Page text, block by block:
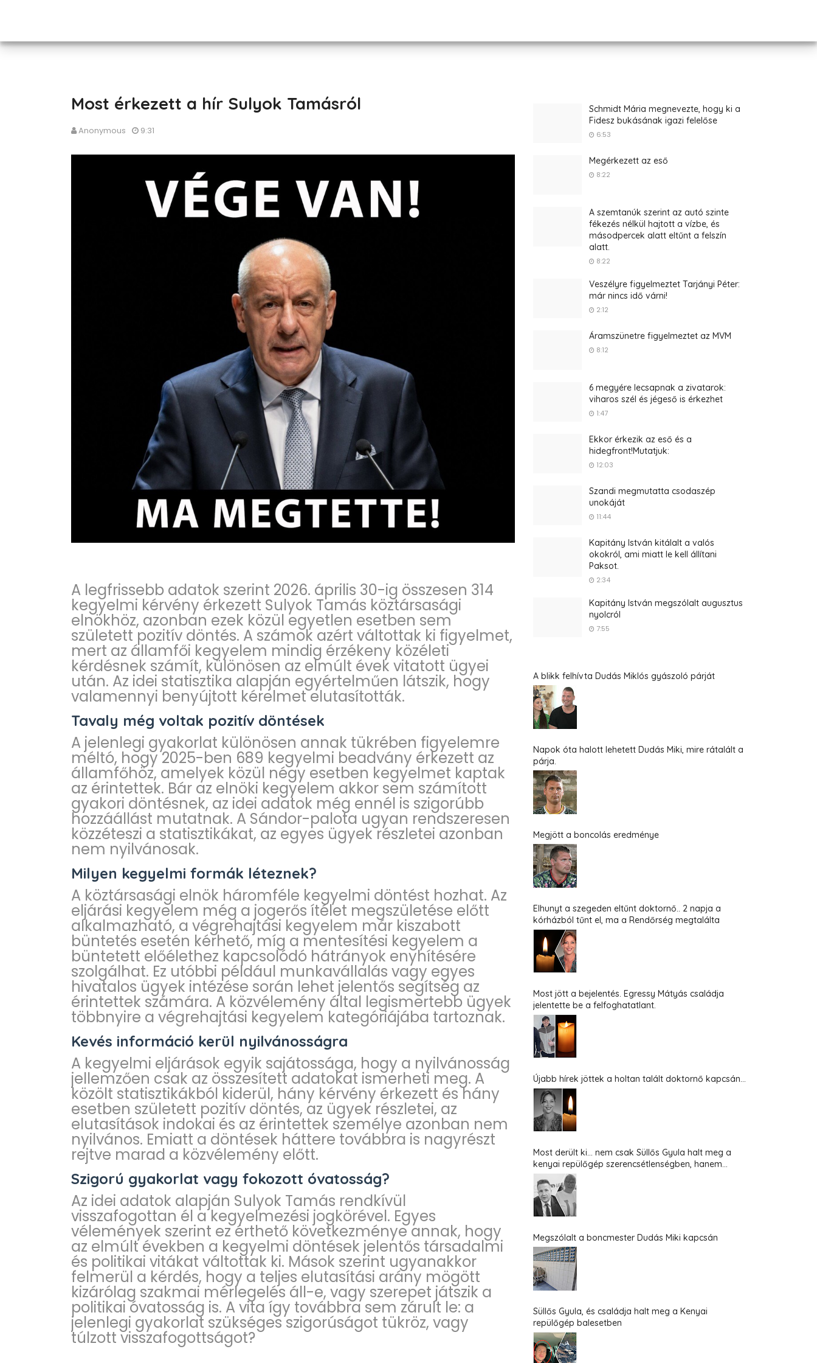
Most érkezett a hír Sulyok Tamásról
Anonymous 9:31
A legfrissebb adatok szerint 2026. április 30-ig összesen 314
kegyelmi kérvény érkezett Sulyok Tamás köztársasági
elnökhöz, azonban ezek közül egyetlen esetben sem
született pozitív döntés. A számok azért váltottak ki figyelmet,
mert az államfői kegyelem mindig érzékeny közéleti
kérdésnek számít, különösen az elmúlt évek vitatott ügyei
után. Az idei statisztika alapján egyértelműen látszik, hogy
valamennyi benyújtott kérelmet elutasították.
Tavaly még voltak pozitív döntések
A jelenlegi gyakorlat különösen annak tükrében figyelemre
méltó, hogy 2025-ben 689 kegyelmi beadvány érkezett az
államfőhöz, amelyek közül négy esetben kegyelmet kaptak
az érintettek. Bár az elnöki kegyelem akkor sem számított
gyakori döntésnek, az idei adatok még ennél is szigorúbb
hozzáállást mutatnak. A Sándor-palota ugyan rendszeresen
közzéteszi a statisztikákat, az egyes ügyek részletei azonban
nem nyilvánosak.
Milyen kegyelmi formák léteznek?
A köztársasági elnök háromféle kegyelmi döntést hozhat. Az
eljárási kegyelem még a jogerős ítélet megszületése előtt
alkalmazható, a végrehajtási kegyelem már kiszabott
büntetés esetén kérhető, míg a mentesítési kegyelem a
büntetett előélethez kapcsolódó hátrányok enyhítésére
szolgálhat. Ez utóbbi például munkavállalás vagy egyes
hivatalos ügyek intézése során lehet jelentős segítség az
érintettek számára. A közvélemény által legismertebb ügyek
többnyire a végrehajtási kegyelem kategóriájába tartoznak.
Kevés információ kerül nyilvánosságra
A kegyelmi eljárások egyik sajátossága, hogy a nyilvánosság
jellemzően csak az összesített adatokat ismerheti meg. A
közölt statisztikákból kiderül, hány kérvény érkezett és hány
esetben született pozitív döntés, az ügyek részletei, az
elutasítások indokai és az érintettek személye azonban nem
nyilvános. Emiatt a döntések háttere továbbra is nagyrészt
rejtve marad a közvélemény előtt.
Szigorú gyakorlat vagy fokozott óvatosság?
Az idei adatok alapján Sulyok Tamás rendkívül
visszafogottan él a kegyelmezési jogkörével. Egyes
vélemények szerint ez érthető következménye annak, hogy
az elmúlt években a kegyelmi döntések jelentős társadalmi
és politikai vitákat váltottak ki. Mások szerint ugyanakkor
felmerül a kérdés, hogy a teljes elutasítási arány mögött
kizárólag szakmai mérlegelés áll-e, vagy szerepet játszik a
politikai óvatosság is. A vita így továbbra sem zárult le: a
jelenlegi gyakorlat szükséges szigorúságot tükröz, vagy
túlzott visszafogottságot?
Schmidt Mária megnevezte, hogy ki a
Fidesz bukásának igazi felelőse
6:53
Megérkezett az eső
8:22
A szemtanúk szerint az autó szinte
fékezés nélkül hajtott a vízbe, és
másodpercek alatt eltűnt a felszín
alatt.
8:22
Veszélyre figyelmeztet Tarjányi Péter:
már nincs idő várni!
2:12
Áramszünetre figyelmeztet az MVM
8:12
6 megyére lecsapnak a zivatarok:
viharos szél és jégeső is érkezhet
1:47
Ekkor érkezik az eső és a
hidegfront!Mutatjuk:
12:03
Szandi megmutatta csodaszép
unokáját
11:44
Kapitány István kitálalt a valós
okokról, ami miatt le kell állítani
Paksot.
2:34
Kapitány István megszólalt augusztus
nyolcról
7:55
A blikk felhívta Dudás Miklós gyászoló párját
Napok óta halott lehetett Dudás Miki, mire rátalált a
párja.
Megjött a boncolás eredménye
Elhunyt a szegeden eltűnt doktornő.. 2 napja a
kórházból tűnt el, ma a Rendőrség megtalálta
Most jött a bejelentés. Egressy Mátyás családja
jelentette be a felfoghatatlant.
Újabb hírek jöttek a holtan talált doktornő kapcsán...
Most derült ki... nem csak Süllős Gyula halt meg a
kenyai repülőgép szerencsétlenségben, hanem...
Megszólalt a boncmester Dudás Miki kapcsán
Süllős Gyula, és családja halt meg a Kenyai
repülőgép balesetben